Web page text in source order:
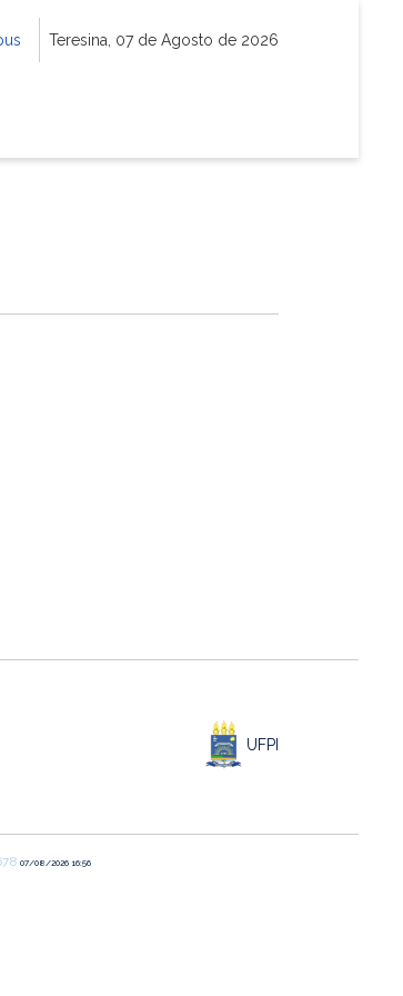
Teresina, 07 de Agosto de 2026
UFPI
07/08/2026 16:56